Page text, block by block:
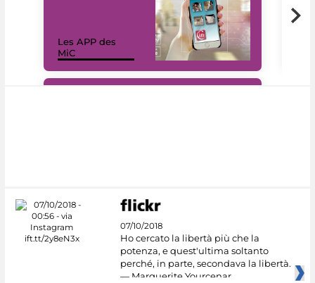
Les APP des
MiC
07/10/2018
Ho cercato la libertà più che la
potenza, e quest'ultima soltanto
perché, in parte, secondava la libertà.
— Marguerite Yourcenar